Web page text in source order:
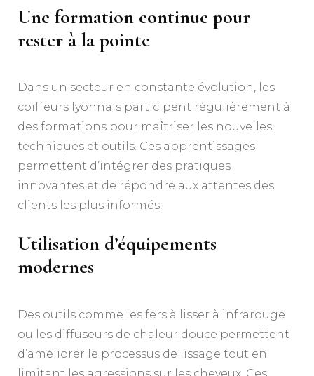
Une formation continue pour
rester à la pointe
Dans un secteur en constante évolution, les
coiffeurs lyonnais participent régulièrement à
des formations pour maîtriser les nouvelles
techniques et outils. Ces apprentissages
permettent d’intégrer des pratiques
innovantes et de répondre aux attentes des
clients les plus informés.
Utilisation d’équipements
modernes
Des outils comme les fers à lisser à infrarouge
ou les diffuseurs de chaleur douce permettent
d’améliorer le processus de lissage tout en
limitant les agressions sur les cheveux. Ces